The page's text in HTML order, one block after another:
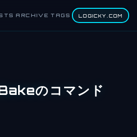
ARCHIVE TAGS LOGICKY.COM
のコマンド